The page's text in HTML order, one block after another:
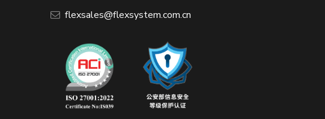
​flexsales@flexsystem.com.cn